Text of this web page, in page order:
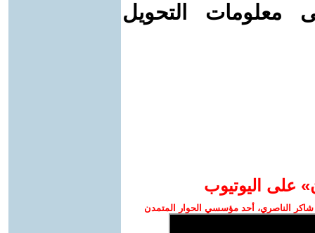
معلومات التحويل
على اليوتيوب
الناصري، أحد مؤسسي الحوار المتمدن